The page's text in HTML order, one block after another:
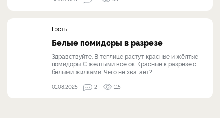
Гость
Белые помидоры в разрезе
Здравствуйте. В теплице растут красные и жёлтые
помидоры. С желтыми всё ок. Красные в разрезе с
белыми жилками. Чего не хватает?
01.08.2025 2 115